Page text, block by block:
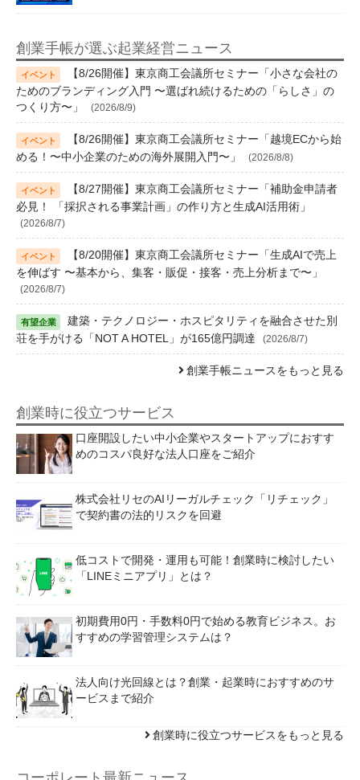
創業手帳が選ぶ起業経営ニュース
【8/26開催】東京商工会議所セミナー「小さな会社の
ためのブランディング入門 〜選ばれ続けるための「らしさ」の
つくり方〜」
(2026/8/9)
【8/26開催】東京商工会議所セミナー「越境ECから始
める！〜中小企業のための海外展開入門〜」
(2026/8/8)
【8/27開催】東京商工会議所セミナー「補助金申請者
必見！ 「採択される事業計画」の作り方と生成AI活用術」
(2026/8/7)
【8/20開催】東京商工会議所セミナー「生成AIで売上
を伸ばす 〜基本から、集客・販促・接客・売上分析まで〜」
(2026/8/7)
建築・テクノロジー・ホスピタリティを融合させた別
荘を手がける「NOT A HOTEL」が165億円調達
(2026/8/7)
創業手帳ニュースをもっと見る
創業時に役立つサービス
口座開設したい中小企業やスタートアップにおすす
めのコスパ良好な法人口座をご紹介
株式会社リセのAIリーガルチェック「リチェック」
で契約書の法的リスクを回避
低コストで開発・運用も可能！創業時に検討したい
「LINEミニアプリ」とは？
初期費用0円・手数料0円で始める教育ビジネス。お
すすめの学習管理システムは？
法人向け光回線とは？創業・起業時におすすめのサ
ービスまで紹介
創業時に役立つサービスをもっと見る